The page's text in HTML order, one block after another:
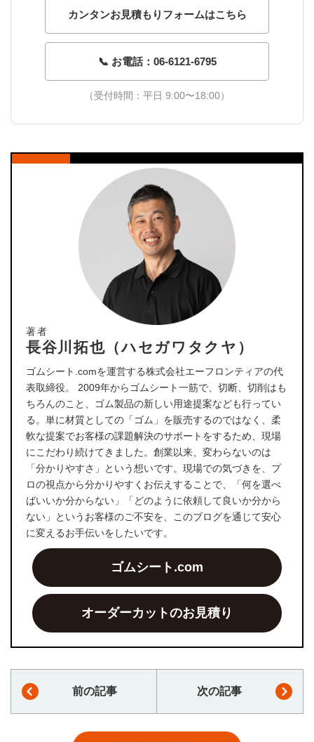
カンタンお見積もりフォームはこちら
📞 お電話：06-6121-6795
（受付時間：平日 9:00〜18:00）
著者
長谷川拓也（ハセガワタクヤ）
ゴムシート.comを運営する株式会社エーフロンティアの代
表取締役。 2009年からゴムシート一筋で、切断、切削はも
ちろんのこと、ゴム製品の新しい用途提案なども行ってい
る。単に材質としての「ゴム」を販売するのではなく、柔
軟な提案でお客様の課題解決のサポートをするため、現場
にこだわり続けてきました。創業以来、変わらないのは
「分かりやすさ」という想いです。現場での気づきを、プ
ロの視点から分かりやすくお伝えすることで、「何を選べ
ばいいか分からない」「どのように依頼して良いか分から
ない」というお客様のご不安を、このブログを通じて安心
に変えるお手伝いをしたいです。
ゴムシート.com
オーダーカットのお見積り
前の記事 次の記事